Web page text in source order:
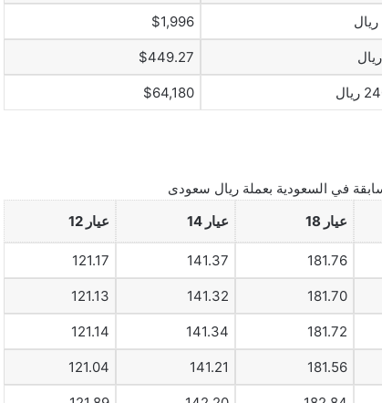
$1,996
$449.27
$64,180
في السعودية بعملة ريال سعودى
عيار 18 عيار 14 عيار 12
181.76
141.37
121.17
181.70
141.32
121.13
181.72
141.34
121.14
181.56
141.21
121.04